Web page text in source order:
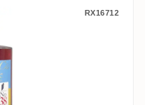
Selection Ed.
RX16712